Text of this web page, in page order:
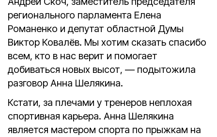
регионального парламента Елена
Романенко и депутат областной Думы
Виктор Ковалёв. Мы хотим сказать спасибо
всем, кто в нас верит и помогает
добиваться новых высот, — подытожила
разговор Анна Шелякина.
Кстати, за плечами у тренеров неплохая
спортивная карьера. Анна Шелякина
является мастером спорта по прыжкам на